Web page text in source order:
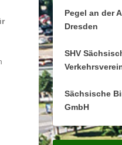
Pegel an der
Dresden
SHV
Sächsische
GmbH